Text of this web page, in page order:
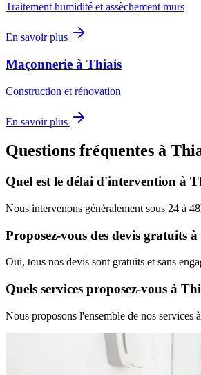
Traitement humidité et assèchement murs
En savoir plus
Maçonnerie à Thiais
Construction et rénovation
En savoir plus
Questions fréquentes à
Quel est le délai d'intervention à
Nous intervenons généralement sous 24 à
Proposez-vous des devis gratuits à
Oui, tous nos devis sont gratuits et sans
Quels services proposez-vous à
Nous proposons l'ensemble de nos services à